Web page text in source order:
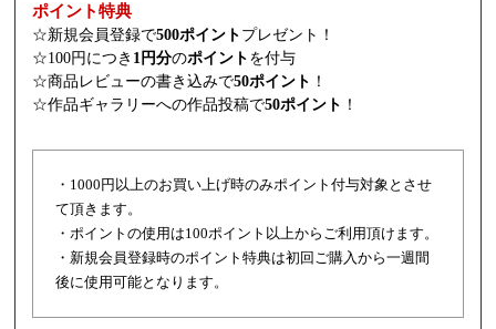
ポイント特典
☆新規会員登録で500ポイント プレゼント！
☆100円につき 1円分のポイント を付与
☆商品レビューの書き込みで50ポイント ！
☆作品ギャラリーへの作品投稿で50ポイント ！
・1000円以上のお買い上げ時のみポイント付与対象とさせ
て頂きます。
・ポイントの使用は100ポイント以上からご利用頂けます。
・新規会員登録時のポイント特典は初回ご購入から一週間
後に使用可能となります。